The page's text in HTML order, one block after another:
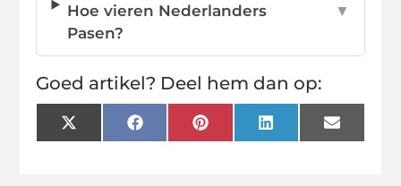
Hoe vieren Nederlanders
Pasen?
▼
Goed artikel? Deel hem dan op:
X
(Twitter)
FacebookPinterestLinkedInEmail